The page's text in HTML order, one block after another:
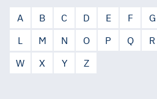
A B C D E F G
L
M N O P Q R
W
X Y Z